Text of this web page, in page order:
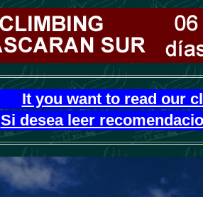
It you want to read our
Si desea leer